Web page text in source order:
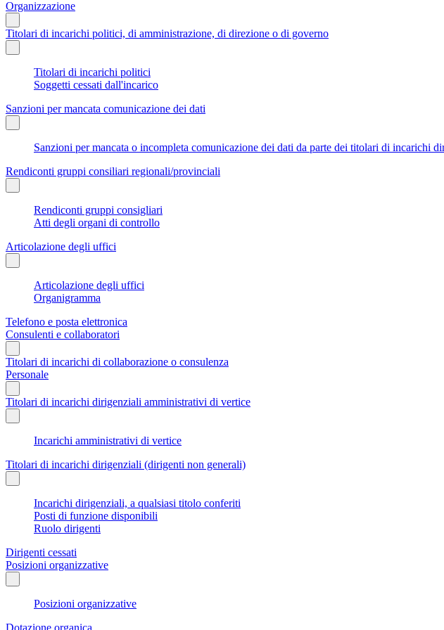
Organizzazione
Titolari di incarichi politici, di amministrazione, di direzione o di governo
Titolari di incarichi politici
Soggetti cessati dall'incarico
Sanzioni per mancata comunicazione dei dati
Sanzioni per mancata o incompleta comunicazione dei dati da parte dei titolari di incarichi
Rendiconti gruppi consiliari regionali/provinciali
Rendiconti gruppi consigliari
Atti degli organi di controllo
Articolazione degli uffici
Articolazione degli uffici
Organigramma
Telefono e posta elettronica
Consulenti e collaboratori
Titolari di incarichi di collaborazione o consulenza
Personale
Titolari di incarichi dirigenziali amministrativi di vertice
Incarichi amministrativi di vertice
Titolari di incarichi dirigenziali (dirigenti non generali)
Incarichi dirigenziali, a qualsiasi titolo conferiti
Posti di funzione disponibili
Ruolo dirigenti
Dirigenti cessati
Posizioni organizzative
Posizioni organizzative
Dotazione organica